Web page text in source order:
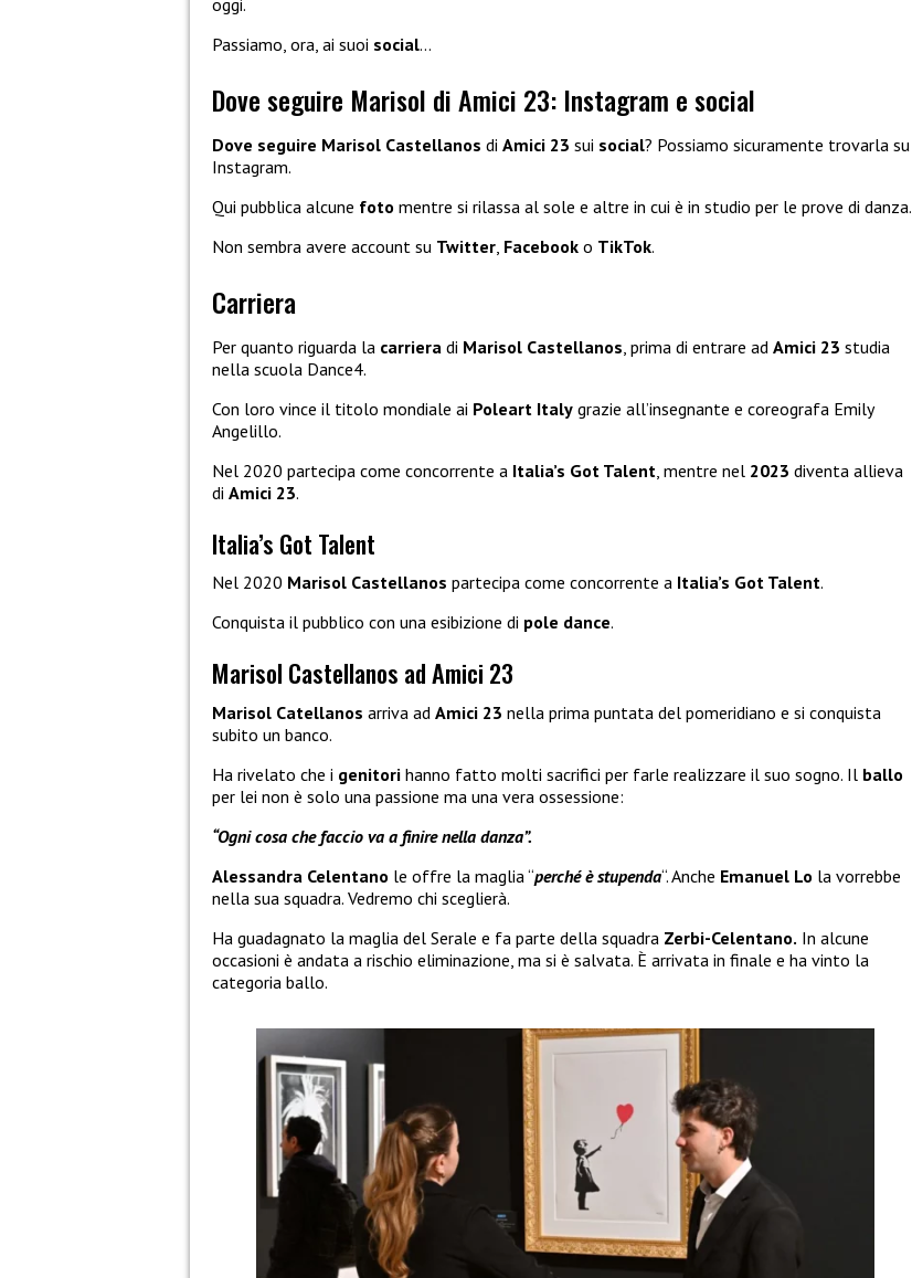
Passiamo, ora, ai suoi social…
Dove seguire Marisol di Amici 23: Instagram e social
Dove seguire Marisol Castellanos di Amici 23 sui social? Possiamo sicuramente trovarla su
Instagram.
Qui pubblica alcune foto mentre si rilassa al sole e altre in cui è in studio per le prove di danza.
Non sembra avere account su Twitter, Facebook o TikTok.
Carriera
Per quanto riguarda la carriera di Marisol Castellanos, prima di entrare ad Amici 23 studia
nella scuola Dance4.
Con loro vince il titolo mondiale ai Poleart Italy grazie all’insegnante e coreografa Emily
Angelillo.
Nel 2020 partecipa come concorrente a Italia’s Got Talent, mentre nel 2023 diventa allieva
di Amici 23.
Italia’s Got Talent
Nel 2020 Marisol Castellanos partecipa come concorrente a Italia’s Got Talent.
Conquista il pubblico con una esibizione di pole dance.
Marisol Castellanos ad Amici 23
Marisol Catellanos arriva ad Amici 23 nella prima puntata del pomeridiano e si conquista
subito un banco.
Ha rivelato che i genitori hanno fatto molti sacrifici per farle realizzare il suo sogno. Il ballo
per lei non è solo una passione ma una vera ossessione:
“Ogni cosa che faccio va a finire nella danza”.
Alessandra Celentano le offre la maglia “perché è stupenda“. Anche Emanuel Lo la vorrebbe
nella sua squadra. Vedremo chi sceglierà.
Ha guadagnato la maglia del Serale e fa parte della squadra Zerbi-Celentano. In alcune
occasioni è andata a rischio eliminazione, ma si è salvata. È arrivata in finale e ha vinto la
categoria ballo.